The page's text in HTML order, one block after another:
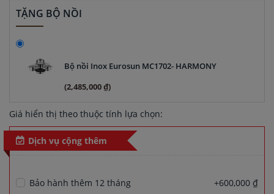
TẶNG BỘ NỒI
Bộ nồi Inox Eurosun MC1702- HARMONY
(2,485,000 ₫)
Giá hiển thị theo thuộc tính lựa chọn:
Dịch vụ cộng thêm
Bảo hành thêm 12 tháng
+600,000 ₫